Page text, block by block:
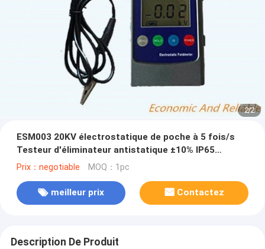
2/2
ESM003 20KV électrostatique de poche à 5 fois/s
Testeur d'éliminateur antistatique ±10% IP65
remplacer SIMCO
Prix：negotiable MOQ：1pc
meilleur prix Contactez
Description De Produit